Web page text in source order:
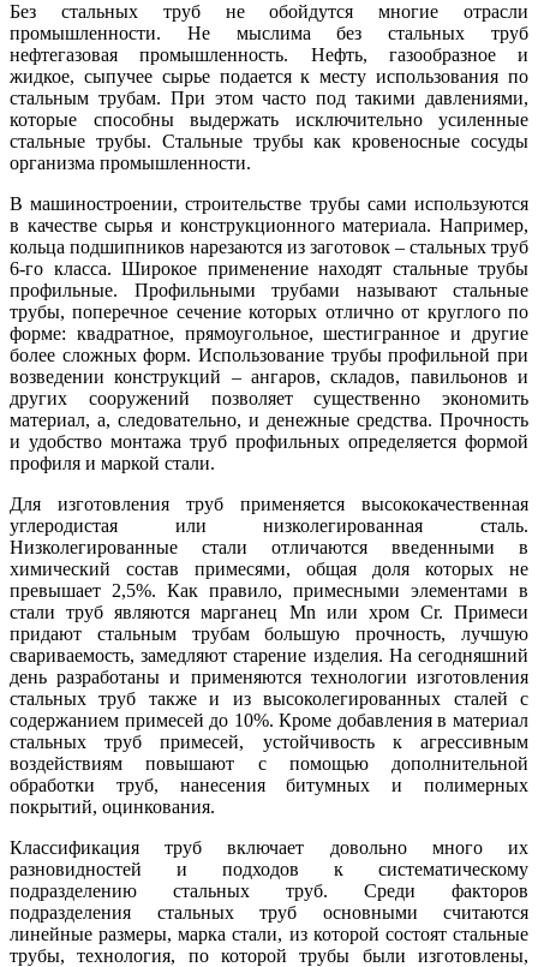
Без стальных труб не обойдутся многие отрасли
промышленности. Не мыслима без стальных труб
нефтегазовая промышленность. Нефть, газообразное и
жидкое, сыпучее сырье подается к месту использования по
стальным трубам. При этом часто под такими давлениями,
которые способны выдержать исключительно усиленные
стальные трубы. Стальные трубы как кровеносные сосуды
организма промышленности.
В машиностроении, строительстве трубы сами используются
в качестве сырья и конструкционного материала. Например,
кольца подшипников нарезаются из заготовок – стальных труб
6-го класса. Широкое применение находят стальные трубы
профильные. Профильными трубами называют стальные
трубы, поперечное сечение которых отлично от круглого по
форме: квадратное, прямоугольное, шестигранное и другие
более сложных форм. Использование трубы профильной при
возведении конструкций – ангаров, складов, павильонов и
других сооружений позволяет существенно экономить
материал, а, следовательно, и денежные средства. Прочность
и удобство монтажа труб профильных определяется формой
профиля и маркой стали.
Для изготовления труб применяется высококачественная
углеродистая или низколегированная сталь.
Низколегированные стали отличаются введенными в
химический состав примесями, общая доля которых не
превышает 2,5%. Как правило, примесными элементами в
стали труб являются марганец Mn или хром Cr. Примеси
придают стальным трубам большую прочность, лучшую
свариваемость, замедляют старение изделия. На сегодняшний
день разработаны и применяются технологии изготовления
стальных труб также и из высоколегированных сталей с
содержанием примесей до 10%. Кроме добавления в материал
стальных труб примесей, устойчивость к агрессивным
воздействиям повышают с помощью дополнительной
обработки труб, нанесения битумных и полимерных
покрытий, оцинкования.
Классификация труб включает довольно много их
разновидностей и подходов к систематическому
подразделению стальных труб. Среди факторов
подразделения стальных труб основными считаются
линейные размеры, марка стали, из которой состоят стальные
трубы, технология, по которой трубы были изготовлены,